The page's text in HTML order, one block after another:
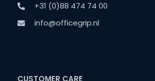
+31 (0)88 474 74 00
info@officegrip.nl
CUSTOMER CARE